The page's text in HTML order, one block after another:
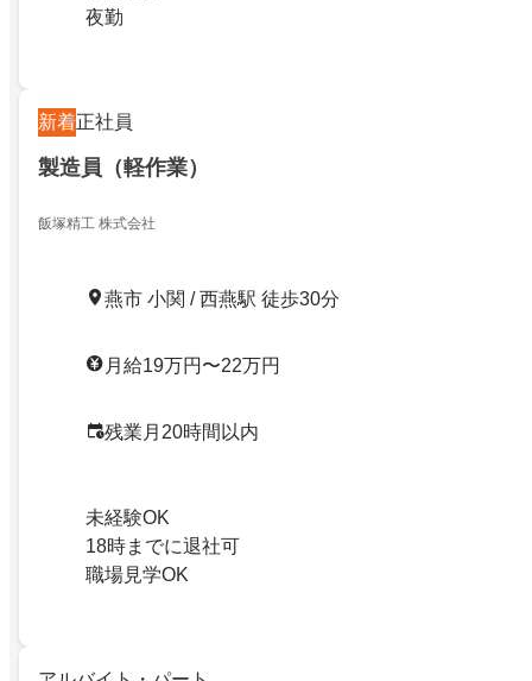
夜勤
新着正社員
製造員（軽作業）
飯塚精工 株式会社
燕市 小関 / 西燕駅 徒歩30分
月給19万円〜22万円
残業月20時間以内
未経験OK
18時までに退社可
職場見学OK